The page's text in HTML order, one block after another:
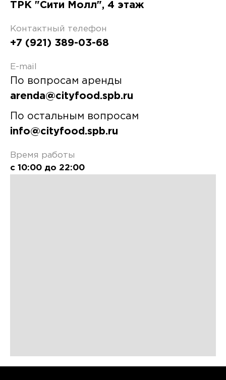
ТРК "Сити Молл", 4 этаж
Контактный телефон
+7 (921) 389-03-68
E-mail
По вопросам аренды
arenda@cityfood.spb.ru
По остальным вопросам
info@cityfood.spb.ru
Время работы
с 10:00 до 22:00